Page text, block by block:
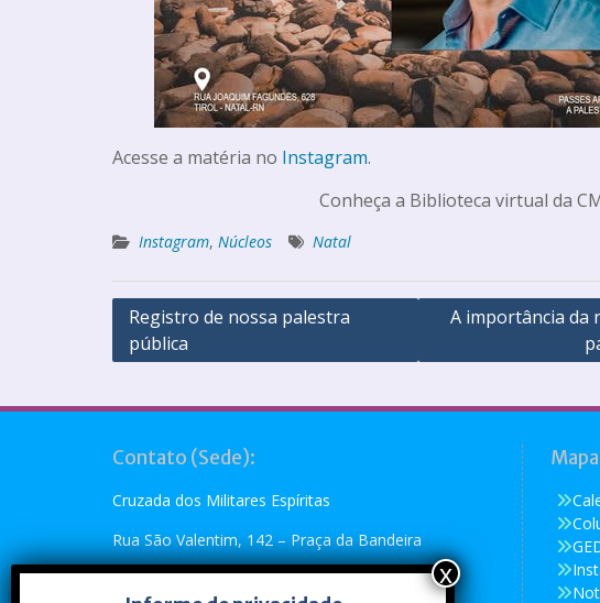
Acesse a matéria no Instagram.
Conheça a Biblioteca virtual da
Instagram, Núcleos Natal
Registro de nossa palestra
pública
A importância da
Contato (Sede):
Cruzada dos Militares Espíritas
Rua São Valentim, 142 – Praça da Bandeira
Rio de Janeiro, RJ – CEP: 20.260-110